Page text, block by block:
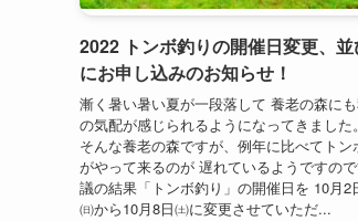
2022 トンボ釣りの開催日変更、
にお申し込みのお知らせ！
漸く暑い暑い夏が一段落して 養老の森に
の気配が感じられるようになってきました。
そんな養老の森ですが、例年に比べてトン
がやって来るのが 遅れているようですの
議の結果「トンボ釣り」の開催日を 10月2
㈰から10月8日㈯に変更させていただ...